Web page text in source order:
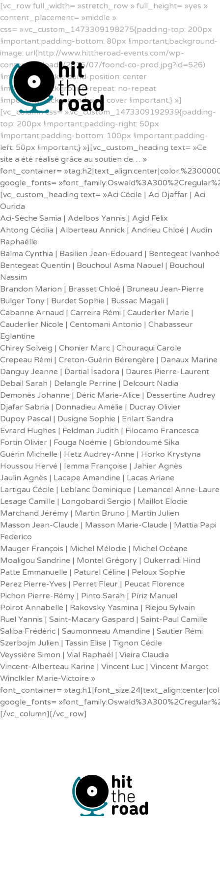
[vc_row full_width= »stretch_row » full_height= »yes »
content_placement= »middle »
css= ».vc_custom_1473309198275{padding-top: 200px
!important;padding-bottom: 80px !important;background-
image: url(http://www.hittheroad-events.com/wp-
content/uploads/2016/07/foond-co-prod.jpg?id=526)
!important;background-position: center
!important;background-repeat: no-repeat
!important;background-size: cover !important;} »]
[vc_column css= ».vc_custom_1473309192939{padding-
top: 200px !important;padding-right: 50px
!important;padding-bottom: 100px !important;padding-
left: 50px !important;} »][vc_custom_heading text= »Ce
site a été réalisé grâce au soutien de… »
font_container=
google_fonts=
[vc_custom_heading text= »Aci Cécile | Aci Djaffar | Aci
Ourida
Aci-Sèche Samia | Adelbos Yannis | Agid Félix
Ahtong Cécilia | Alberteau Annick | Andrieu Chloé | Audin
Raphaëlle
Balma Cynthia | Basilien Jean-Edouard | Bentegeat Ivanhoé
Bentegeat Quentin | Bouchoul Asma Naouel | Bouchoul
Nassim
Brandon Marion | Brasset Chloë | Bruneau Jean-Pierre
Bulger Tony | Burdet Sophie | Bussac Magali |
Cabanne Arnaud | Carreira Rémi | Cauderlier Marie |
Cauderlier Nicole | Centomani Antonio | Chabasseur
Eglantine
Chirey Solveig | Chonier Marc | Chouraqui Carole
Crepeau Rémi | Creton-Guérin Bérengère | Danaux Marine
Danguy Jeanne | Dartial Isadora | Daures Pierre-Laurent
Debail Sarah | Delangle Perrine | Delcourt Nadia
Demonès Johanne | Déric Marie-Alice | Dessertine Audrey
Djafar Sabria | Donnadieu Amélie | Ducray Olivier
Dupoy Pascal | Dusigne Sophie | Enlart Sandra
Evrard Hughes | Feldman Judith | Filocamo Francesca
Fortin Olivier | Fouga Noémie | Gblondoumé Sika
Guérin Michelle | Hetz Audrey-Anne | Horko Krystyna
Houssou Hervé | Iemma Françoise | Jahier Agnès
Jaulin Agnès | Lacape Amandine | Lacas Ariane
Lartigau Cécile | Leblanc Dominique | Lemancel Anne-Laure
Lesage Camille | Longobardi Sergio | Maillot Elodie
Marchand Jérémy | Martin Bruno | Martin Julien
Masson Jean-Claude | Masson Marie-Claude | Mattia Papi
Federico
Mauger François | Michel Mélodie | Michel Océane
Moaligou Sandrine | Montel Grégory | Oukerradi Hind
Patte Emmanuelle | Paturel Céline | Peloux Sophie
Perez Pierre-Yves | Perret Fleur | Peucat Florence
Pichon Pierre-Rémy | Pinto Sarah | Píriz Manuel
Poirot Annabelle | Rakovsky Yasmina | Riejou Sylvain
Ruel Yannis | Saint-Macary Gaspard | Saint-Paul Camille
Saliba Frédéric | Saumonneau Amandine | Sautier Rémi
Szerbojm Julien | Tassin Elise | Tignon Cécile
Veyssière Simon | Vial Raphaël | Vieira Claudia
Vincent-Alberteau Karine | Vincent Luc | Vincent Margot
Winclkler Marie-Victoire »
font_container=
google_fonts=
[/vc_column][/vc_row]